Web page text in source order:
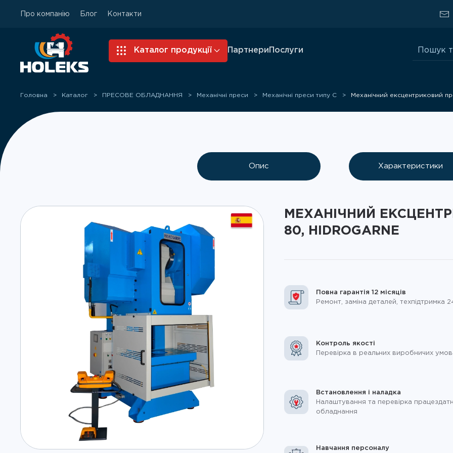
Про компанію Блог Контакти
Каталог продукції Партнери Послуги
Шукати:
Головна Каталог ПРЕСОВЕ ОБЛАДНАННЯ Механічні преси Механічні преси типу C Механічний ексцентриковий
Опис Характеристики
МЕХАНІЧНИЙ
80, HIDROGARNE
Повна гарантія 12 місяців
Ремонт, заміна деталей, техпідтримка
Контроль якості
Перевірка в реальних виробничих
Встановлення і наладка
Налаштування та перевірка
обладнання
Навчання персоналу